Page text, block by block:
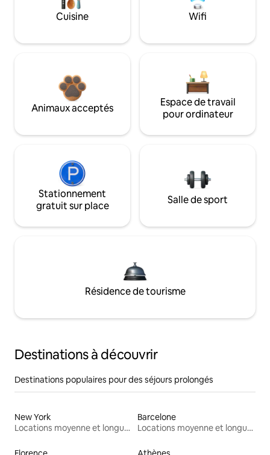
Cuisine Wifi
Animaux acceptés
Espace de travail
pour ordinateur
Stationnement
gratuit sur place
Salle de sport
Résidence de tourisme
Destinations à découvrir
Destinations populaires pour des séjours prolongés
New York
Locations moyenne et longue durée
Barcelone
Locations moyenne et longue durée